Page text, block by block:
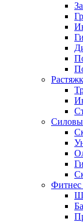
Фитнес